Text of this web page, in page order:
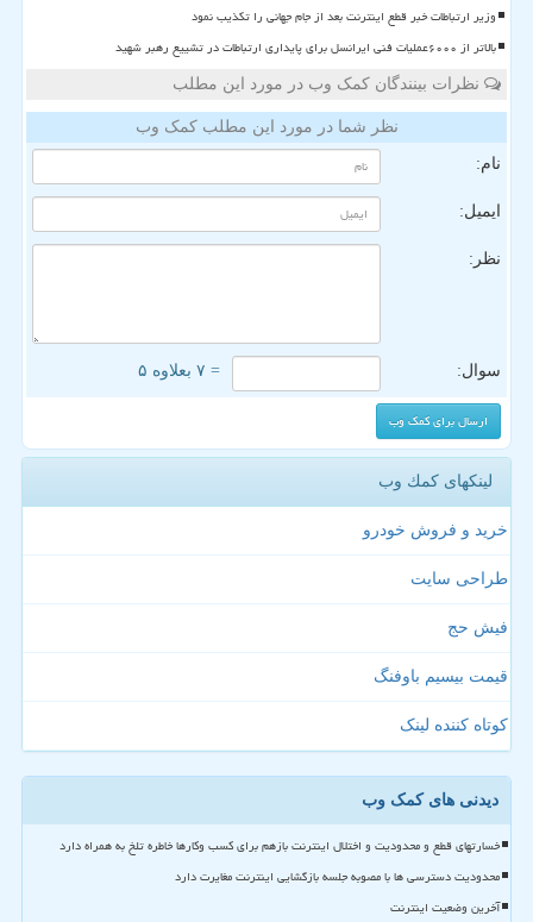
وزیر ارتباطات خبر قطع اینترنت بعد از جام جهانی را تکذیب نمود
بالاتر از ۶۰۰۰عملیات فنی ایرانسل برای پایداری ارتباطات در تشییع رهبر شهید
نظرات بینندگان کمک وب در مورد این مطلب
نظر شما در مورد این مطلب کمک وب
نام:
ایمیل:
نظر:
سوال: = ۷ بعلاوه ۵
لینکهای كمك وب
خرید و فروش خودرو
طراحی سایت
فیش حج
قیمت بیسیم باوفنگ
کوتاه کننده لینک
دیدنی های کمک وب
خسارتهای قطع و محدودیت و اختلال اینترنت بازهم برای کسب وکارها خاطره تلخ به همراه دارد
محدودیت دسترسی ها با مصوبه جلسه بازگشایی اینترنت مغایرت دارد
آخرین وضعیت اینترنت